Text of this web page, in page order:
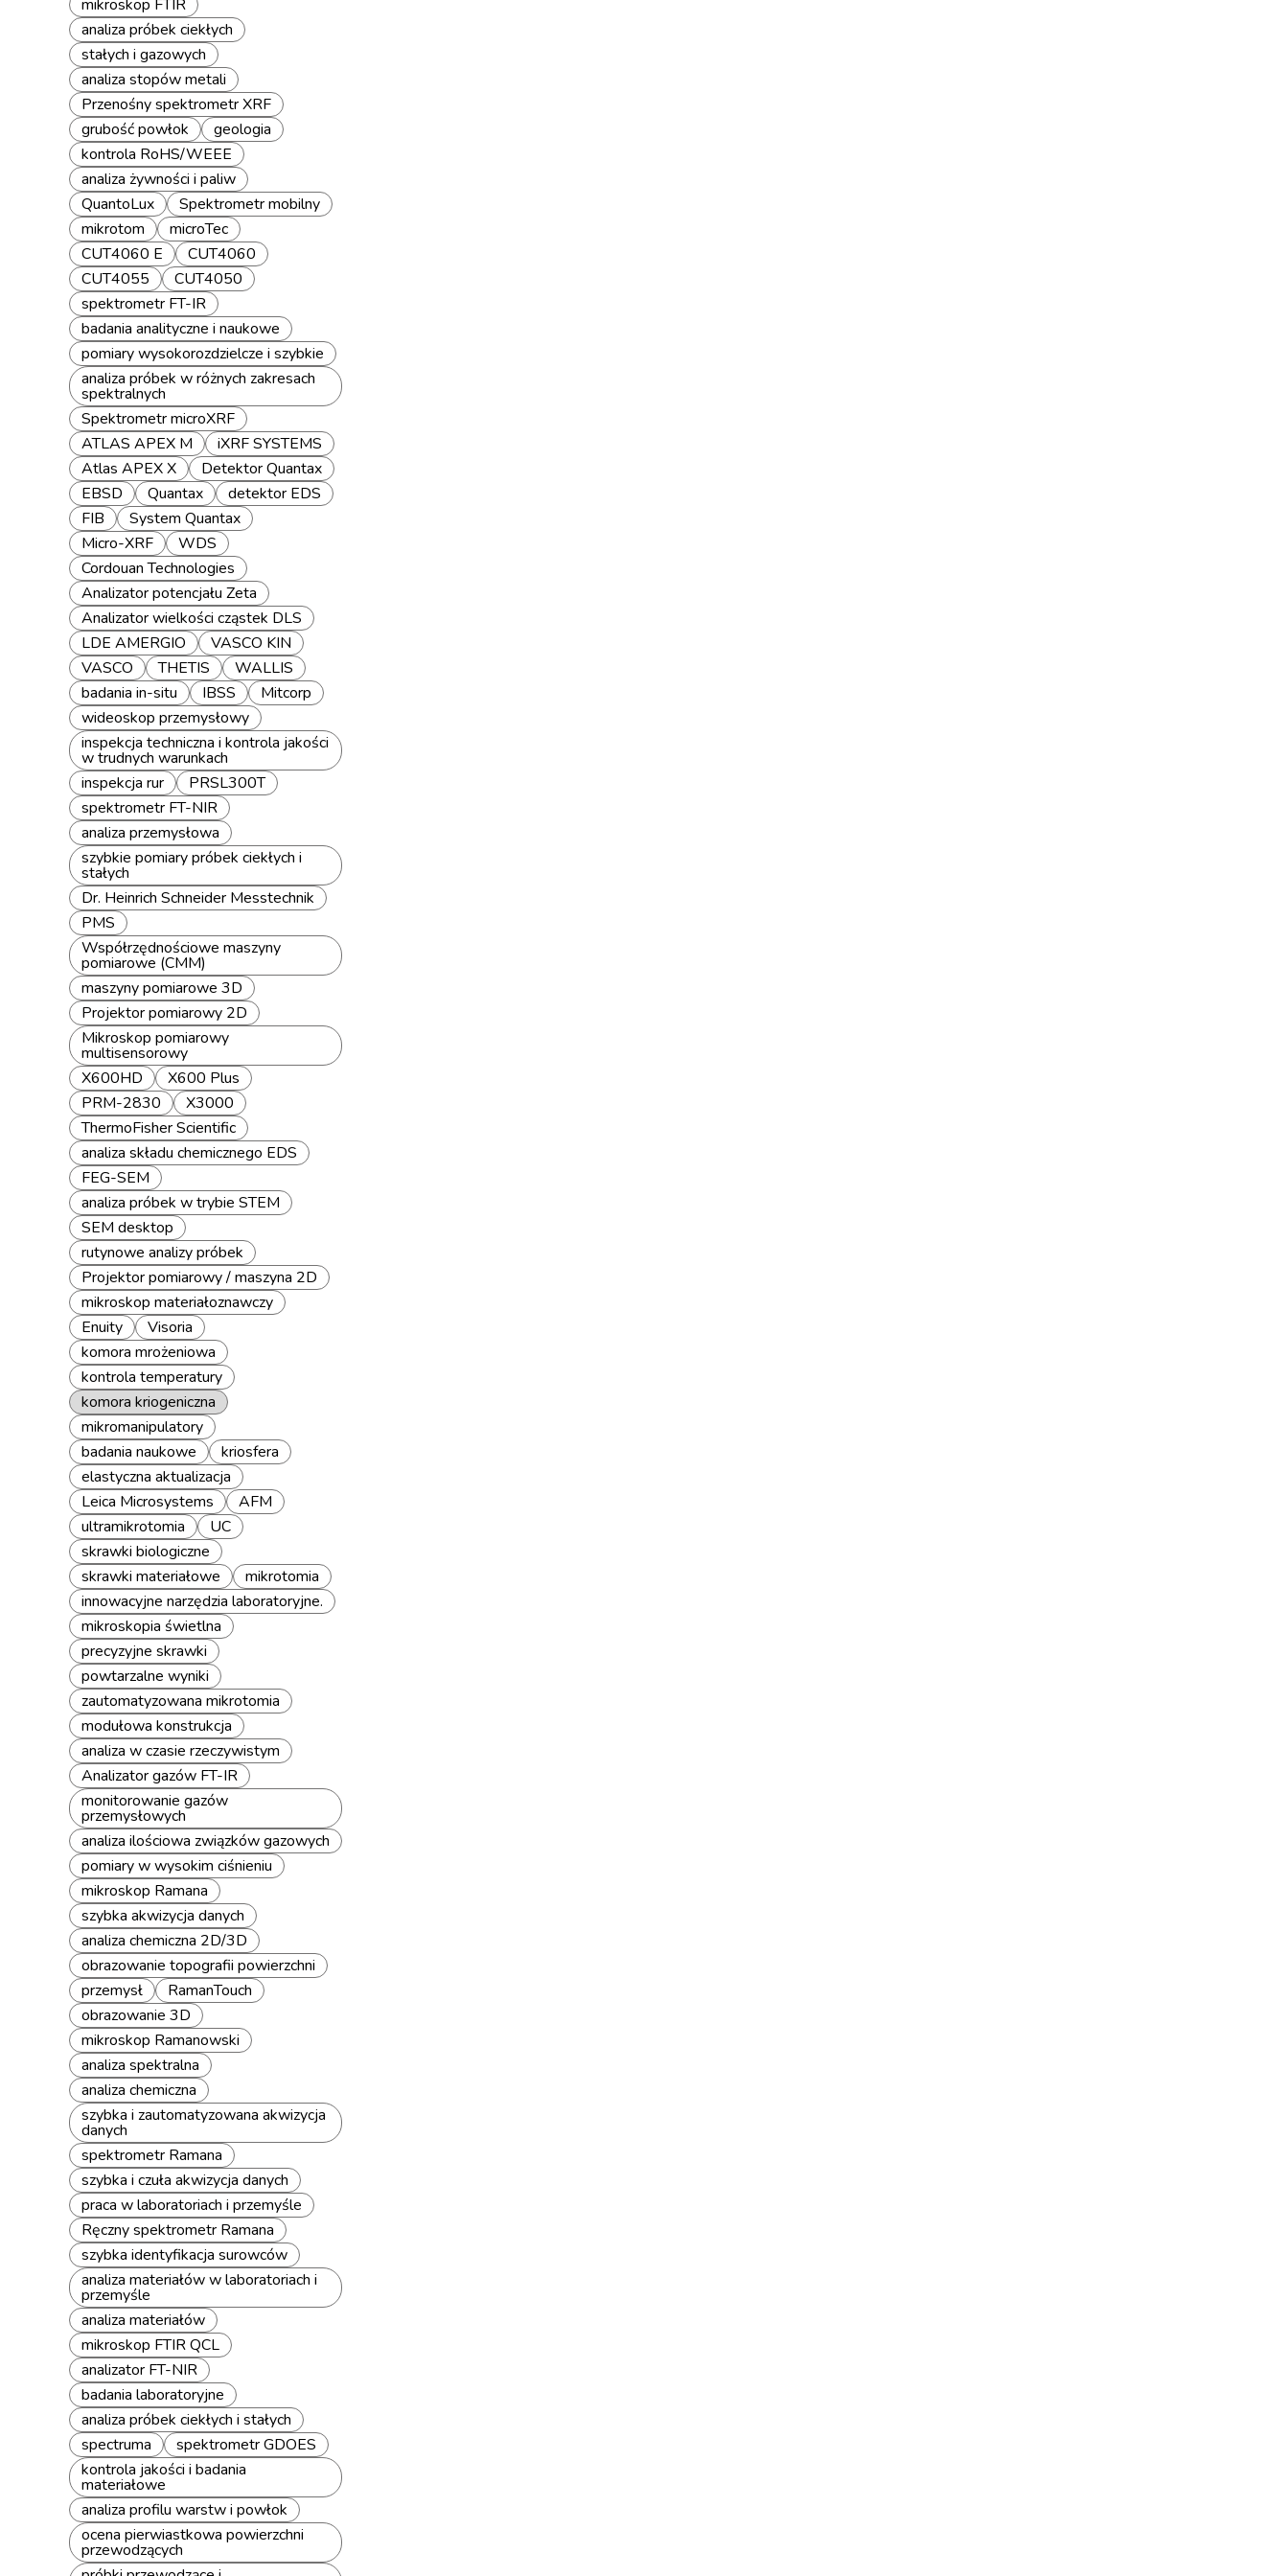
mikroskop FTIR
analiza próbek ciekłych
stałych i gazowych
analiza stopów metali
Przenośny spektrometr XRF
grubość powłok
geologia
kontrola RoHS/WEEE
analiza żywności i paliw
QuantoLux
Spektrometr mobilny
mikrotom
microTec
CUT4060 E
CUT4060
CUT4055
CUT4050
spektrometr FT-IR
badania analityczne i naukowe
pomiary wysokorozdzielcze i szybkie
analiza próbek w różnych zakresach
spektralnych
Spektrometr microXRF
ATLAS APEX M
iXRF SYSTEMS
Atlas APEX X
Detektor Quantax
EBSD
Quantax
detektor EDS
FIB
System Quantax
Micro-XRF
WDS
Cordouan Technologies
Analizator potencjału Zeta
Analizator wielkości cząstek DLS
LDE AMERGIO
VASCO KIN
VASCO
THETIS
WALLIS
badania in-situ
IBSS
Mitcorp
wideoskop przemysłowy
inspekcja techniczna i kontrola jakości
w trudnych warunkach
inspekcja rur
PRSL300T
spektrometr FT-NIR
analiza przemysłowa
szybkie pomiary próbek ciekłych i
stałych
Dr. Heinrich Schneider Messtechnik
PMS
Współrzędnościowe maszyny
pomiarowe (CMM)
maszyny pomiarowe 3D
Projektor pomiarowy 2D
Mikroskop pomiarowy
multisensorowy
X600HD
X600 Plus
PRM-2830
X3000
ThermoFisher Scientific
analiza składu chemicznego EDS
FEG-SEM
analiza próbek w trybie STEM
SEM desktop
rutynowe analizy próbek
Projektor pomiarowy / maszyna 2D
mikroskop materiałoznawczy
Enuity
Visoria
komora mrożeniowa
kontrola temperatury
komora kriogeniczna
mikromanipulatory
badania naukowe
kriosfera
elastyczna aktualizacja
Leica Microsystems
AFM
ultramikrotomia
UC
skrawki biologiczne
skrawki materiałowe
mikrotomia
innowacyjne narzędzia laboratoryjne.
mikroskopia świetlna
precyzyjne skrawki
powtarzalne wyniki
zautomatyzowana mikrotomia
modułowa konstrukcja
analiza w czasie rzeczywistym
Analizator gazów FT-IR
monitorowanie gazów
przemysłowych
analiza ilościowa związków gazowych
pomiary w wysokim ciśnieniu
mikroskop Ramana
szybka akwizycja danych
analiza chemiczna 2D/3D
obrazowanie topografii powierzchni
przemysł
RamanTouch
obrazowanie 3D
mikroskop Ramanowski
analiza spektralna
analiza chemiczna
szybka i zautomatyzowana akwizycja
danych
spektrometr Ramana
szybka i czuła akwizycja danych
praca w laboratoriach i przemyśle
Ręczny spektrometr Ramana
szybka identyfikacja surowców
analiza materiałów w laboratoriach i
przemyśle
analiza materiałów
mikroskop FTIR QCL
analizator FT-NIR
badania laboratoryjne
analiza próbek ciekłych i stałych
spectruma
spektrometr GDOES
kontrola jakości i badania
materiałowe
analiza profilu warstw i powłok
ocena pierwiastkowa powierzchni
przewodzących